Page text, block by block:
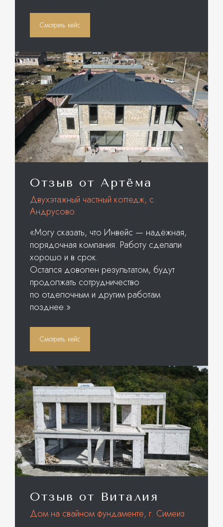
Смотреть кейс
Отзыв от Артёма
Двухэтажный частный коттедж, с.
Андрусово
«Могу сказать, что Инвейс — надёжная,
порядочная компания. Работу сделали
хорошо и в срок.
Остался доволен результатом, будут
продолжать сотрудничество
по отделочным и другим работам
позднее.»
Смотреть кейс
Отзыв от Виталия
Дом на свайном фундаменте, г. Симеиз